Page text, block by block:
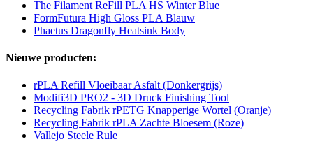
The Filament ReFill PLA HS Winter Blue
FormFutura High Gloss PLA Blauw
Phaetus Dragonfly Heatsink Body
Nieuwe producten:
rPLA Refill Vloeibaar Asfalt (Donkergrijs)
Modifi3D PRO2 - 3D Druck Finishing Tool
Recycling Fabrik rPETG Knapperige Wortel (Oranje)
Recycling Fabrik rPLA Zachte Bloesem (Roze)
Vallejo Steele Rule